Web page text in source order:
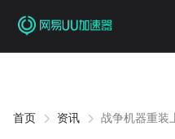
首页 资讯
战争机器重